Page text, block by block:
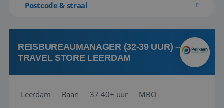
Postcode & straal
REISBUREAUMANAGER (32-39 UUR) –
TRAVEL STORE LEERDAM
Leerdam Baan 37-40+ uur MBO